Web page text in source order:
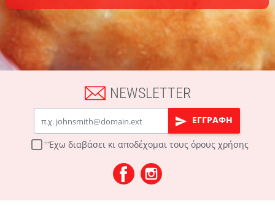
NEWSLETTER
ΕΓΓΡΑΦΗ
Έχω διαβάσει κι αποδέχομαι τους όρους χρήσης